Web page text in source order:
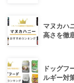
マヌカハ
高さを徹
ドッグフ
ルギー対